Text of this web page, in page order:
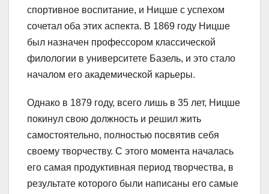
спортивное воспитание, и Ницше с успехом
сочетал оба этих аспекта. В 1869 году Ницше
был назначен профессором классической
филологии в университете Базель, и это стало
началом его академической карьеры.
Однако в 1879 году, всего лишь в 35 лет, Ницше
покинул свою должность и решил жить
самостоятельно, полностью посвятив себя
своему творчеству. С этого момента началась
его самая продуктивная период творчества, в
результате которого были написаны его самые